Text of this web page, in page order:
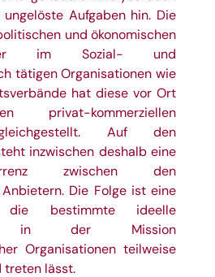
Aufgaben hin. Die
und ökonomischen
im Sozial- und
tätigen Organisationen wie
hat diese vor Ort
privat-kommerziellen
Auf den
inzwischen deshalb eine
zwischen den
Die Folge ist eine
die bestimmte ideelle
in der Mission
Organisationen teilweise
treten lässt.